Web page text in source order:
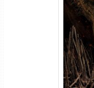
A
WEB-